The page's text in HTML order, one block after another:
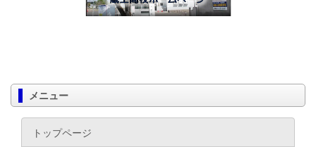
メニュー
トップページ